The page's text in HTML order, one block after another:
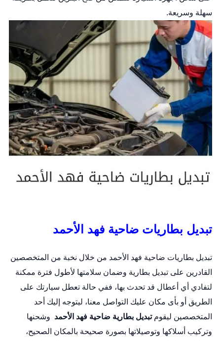
سهلة وسريعة.
تبديل بطاريات ضاحية فهد الأحمد
تبديل بطاريات ضاحية فهد الأحمد من خلال نخبة من المتخصصين
القادرين على تبديل بطارية وضمان سلامتها لأطول فترة ممكنة
لتفادي أي أعطال قد تحدث بها، ففي حالة تعطل سيارتك على
الطريق أو بأى مكان عليك التواصل معنا، ليتوجه إليك أحد
المتخصصين ليقومتبديل بطارية ضاحية فهد الأحمد وشحنها
وتركيب أسلاكها وتوصيلاتها بصورة صحيحة بالمكان الصحيح،